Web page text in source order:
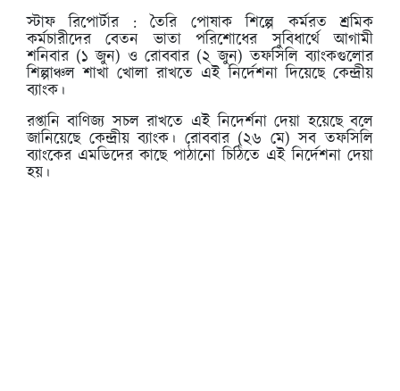
স্টাফ রিপোর্টার :তৈরি পোষাক শিল্পে কর্মরত শ্রমিক
কর্মচারীদের বেতন ভাতা পরিশোধের সুবিধার্থে আগামী
শনিবার (১ জুন) ও রোববার (২ জুন) তফসিলি ব্যাংকগুলোর
শিল্পাঞ্চল শাখা খোলা রাখতে এই নির্দেশনা দিয়েছে কেন্দ্রীয়
ব্যাংক।
রপ্তানি বাণিজ্য সচল রাখতে এই নিদের্শনা দেয়া হয়েছে বলে
জানিয়েছে কেন্দ্রীয় ব্যাংক। রোববার (২৬ মে) সব তফসিলি
ব্যাংকের এমডিদের কাছে পাঠানো চিঠিতে এই নির্দেশনা দেয়া
হয়।